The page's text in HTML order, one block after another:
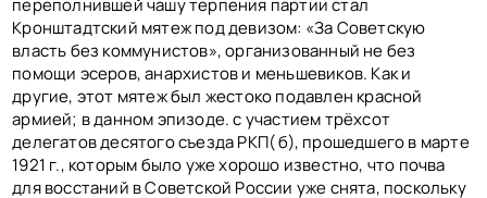
Кронштадтский мятеж под девизом: «За Советскую
власть без коммунистов», организованный не без
помощи эсеров, анархистов и меньшевиков. Как и
другие, этот мятеж был жестоко подавлен красной
армией; в данном эпизоде. с участием трёхсот
делегатов десятого съезда РКП( б), прошедшего в марте
1921 г., которым было уже хорошо известно, что почва
для восстаний в Советской России уже снята, поскольку